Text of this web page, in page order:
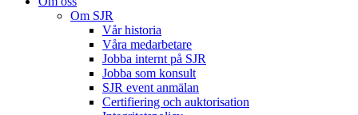
Om SJR
Vår historia
Våra medarbetare
Jobba internt på SJR
Jobba som konsult
SJR event anmälan
Certifiering och auktorisation